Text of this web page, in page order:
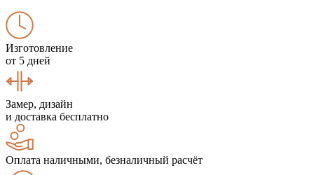
Изготовление
от 5 дней
Замер, дизайн
и доставка бесплатно
Оплата наличными, безналичный расчёт